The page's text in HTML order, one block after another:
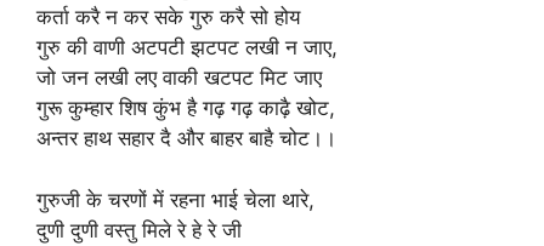
कर्ता करै न कर सके गुरु करै सो होय
गुरु की वाणी अटपटी झटपट लखी न जाए,
जो जन लखी लए वाकी खटपट मिट जाए
गुरू कुम्हार शिष कुंभ है गढ़ गढ़ काढ़ै खोट,
अन्तर हाथ सहार दै और बाहर बाहै चोट।।
गुरुजी के चरणों में रहना भाई चेला थारे,
दुणी दुणी वस्तु मिले रे हे रे जी